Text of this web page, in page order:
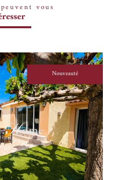
vous
Nouveauté
bien